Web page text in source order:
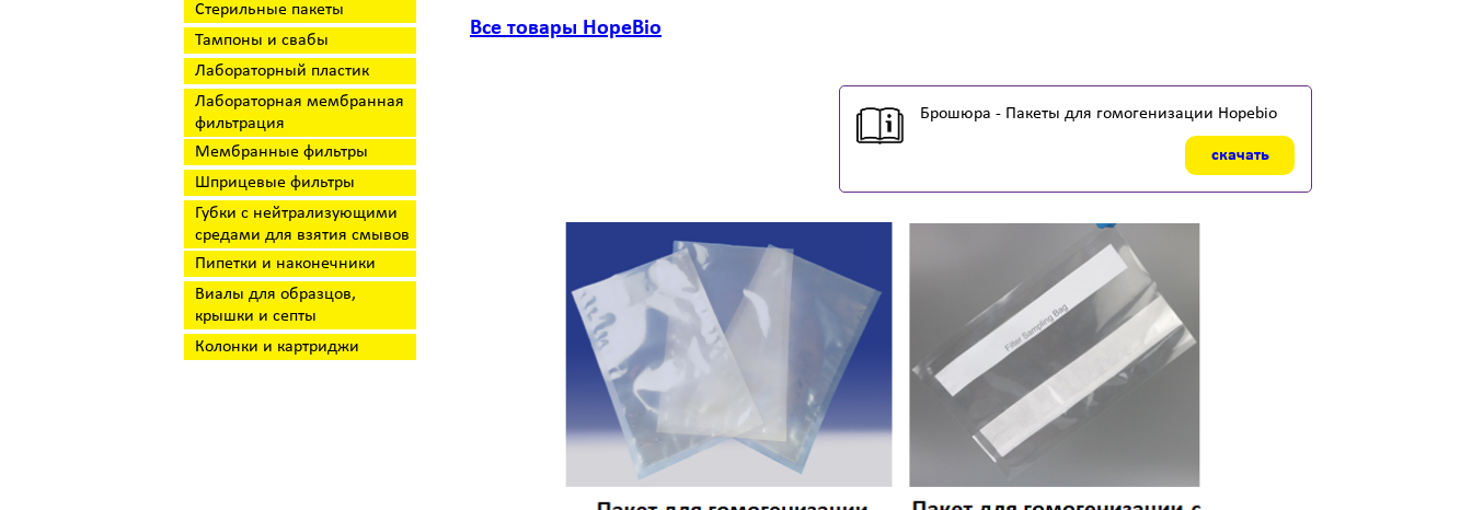
Стерильные пакеты
Тампоны и свабы
Лабораторный пластик
Лабораторная мембранная
фильтрация
Мембранные фильтры
Шприцевые фильтры
Губки с нейтрализующими
средами для взятия смывов
Пипетки и наконечники
Виалы для образцов,
крышки и септы
Колонки и картриджи
Все товары HopeBio
Брошюра - Пакеты для гомогенизации Hopebio
скачать